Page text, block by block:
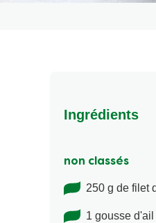
Ingrédients
non classés
250 g de filet
1 gousse d'ail